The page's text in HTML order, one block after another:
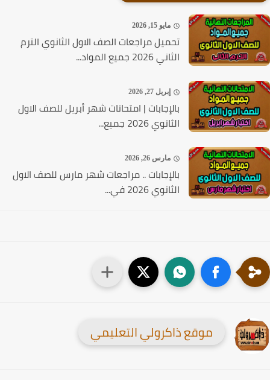
مايو 15, 2026
تحميل مراجعات الصف الاول الثانوي الترم
الثاني 2026 جميع المواد...
إبريل 27, 2026
بالإجابات | امتحانات شهر أبريل للصف الاول
الثانوي 2026 جميع...
مارس 26, 2026
بالإجابات .. مراجعات شهر مارس للصف الاول
الثانوي 2026 في...
موقع ذاكرولي التعليمي